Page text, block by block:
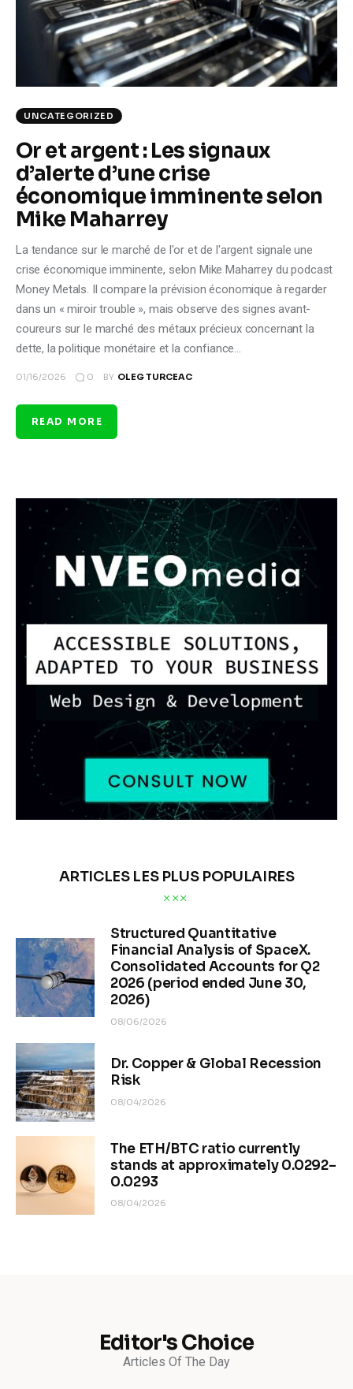
Climate
Markets
Tech
Shop
UNCATEGORIZED
Or et argent : Les signaux
d’alerte d’une crise
économique imminente selon
Mike Maharrey
La tendance sur le marché de l'or et de l'argent signale une
crise économique imminente, selon Mike Maharrey du podcast
Money Metals. Il compare la prévision économique à regarder
dans un « miroir trouble », mais observe des signes avant-
coureurs sur le marché des métaux précieux concernant la
dette, la politique monétaire et la confiance…
01/16/2026 0 BY OLEG TURCEAC
READ MORE
ARTICLES LES PLUS POPULAIRES
Structured Quantitative
Financial Analysis of SpaceX.
Consolidated Accounts for Q2
2026 (period ended June 30,
2026)
08/06/2026
Dr. Copper & Global Recession
Risk
08/04/2026
The ETH/BTC ratio currently
stands at approximately 0.0292–
0.0293
08/04/2026
Editor's Choice
Articles Of The Day